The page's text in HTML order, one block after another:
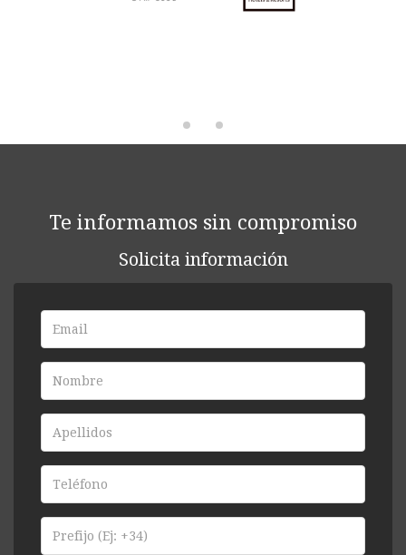
Te informamos sin compromiso
Solicita información